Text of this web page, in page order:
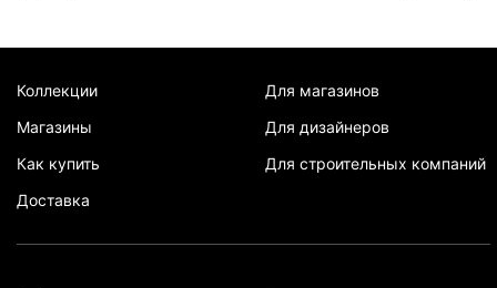
Коллекции
Магазины
Как купить
Доставка
Для магазинов
Для дизайнеров
Для строительных компаний